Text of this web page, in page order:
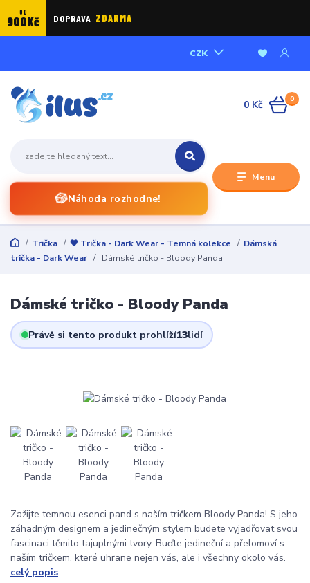
OD
900Kč DOPRAVA ZDARMA
Menu
CZK
🎲Náhoda rozhodne!
0
0 Kč
Trička 🖤 Trička - Dark Wear - Temná kolekce
Dámská
trička - Dark Wear
Dámské tričko - Bloody Panda
Dámské tričko - Bloody Panda
Právě si tento produkt prohlíží13lidí
Zažijte temnou esenci pand s naším tričkem Bloody Panda! S jeho
záhadným designem a jedinečným stylem budete vyjadřovat svou
fascinaci těmito tajuplnými tvory. Buďte jedineční a přelomoví s
naším tričkem, které uhrane nejen vás, ale i všechny okolo vás.
celý popis